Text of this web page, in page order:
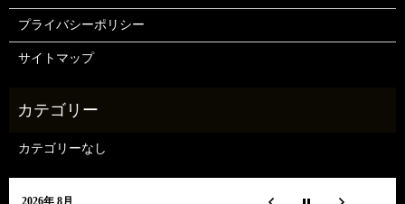
プライバシーポリシー
サイトマップ
カテゴリーなし
2026年 8月